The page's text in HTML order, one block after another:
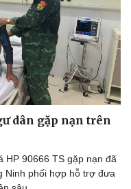
dân gặp nạn trên
HP 90666 TS gặp nạn đã
Ninh phối hợp hỗ trợ đưa